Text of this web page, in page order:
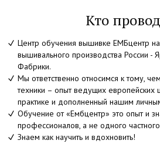
Кто
Центр обучения вышивке ЕМБцентр
вышивального производства России -
Фабрики.
Мы ответственно относимся к тому,
техники – опыт ведущих европейских
практике и дополненный нашим
Обучение от «Ембцентр» это опыт и
профессионалов, а не одного
Знаем как научить и вдохновить!